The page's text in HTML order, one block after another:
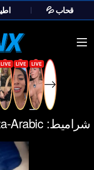
💦 قحاب 🍑
content
شراميط:Arabic